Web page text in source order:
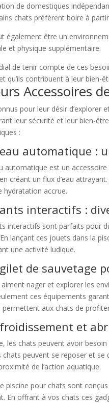
de domestiques
chats préfèrent boire à
également être un
et physique supplémentaire.
de tenir compte de ces
qu’ils contribuent à leur bien-
Accessoires
pour leur désir
leur sécurité et leur bien-
:
automatique :
automatique est un
créant un flux d’eau
hydratation accrue.
interactifs :
interactifs sont parfaits pour
lançant ces jouets dans la
une activité ludique.
de sauvetage
nager et explorer les
ces équipements
permettent aux chats de
et
les chats peuvent avoir
peuvent se reposer et
de l’action aquatique.
piscine pour chats sont
En offrant à vos chats ces